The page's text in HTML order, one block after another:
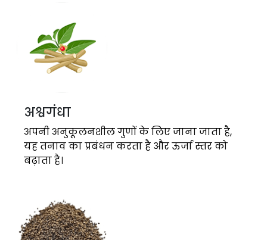
अश्वगंधा
अपनी अनुकूलनशील गुणों के लिए जाना जाता है,
यह तनाव का प्रबंधन करता है और ऊर्जा स्तर को
बढ़ाता है।